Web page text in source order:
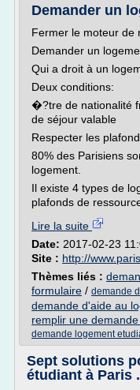
Demander un
Fermer le moteur de
Demander un
Qui a droit à un
Deux conditions:
�?tre de nationalité
de séjour valable
Respecter les
80% des Parisiens
logement.
Il existe 4 types de
plafonds de
Lire la suite
Date: 2017-02-23
Site : http://
Thèmes liés :
formulaire / demande
demande d'aide au
remplir une
demande logement
Sept solutions
étudiant à Paris